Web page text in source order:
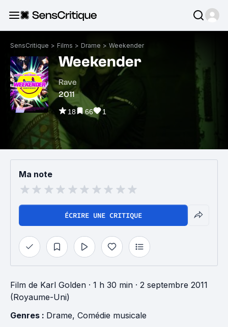
SensCritique > Films > Drame > Weekender
Weekender
Rave
2011
18 66 1
Ma note
ÉCRIRE UNE CRITIQUE
Film de Karl Golden · 1 h 30 min · 2 septembre 2011
(Royaume-Uni)
Genres : Drame, Comédie musicale